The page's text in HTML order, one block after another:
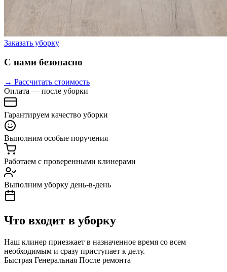
Заказать уборку
С нами безопасно
→ Рассчитать стоимость
Оплата — после уборки
Гарантируем качество уборки
Выполним особые поручения
Работаем с проверенными клинерами
Выполним уборку день-в-день
Что входит в уборку
Наш клинер приезжает в назначенное время со всем
необходимым и сразу приступает к делу.
Быстрая Генеральная После ремонта